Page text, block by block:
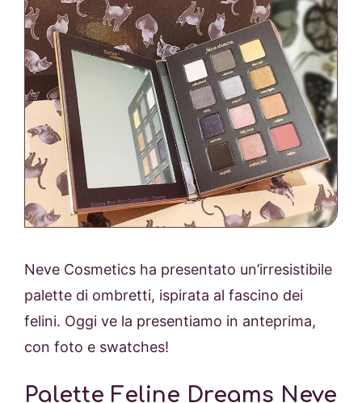
Neve Cosmetics ha presentato un’irresistibile
palette di ombretti, ispirata al fascino dei
felini. Oggi ve la presentiamo in anteprima,
con foto e swatches!
Palette Feline Dreams Neve